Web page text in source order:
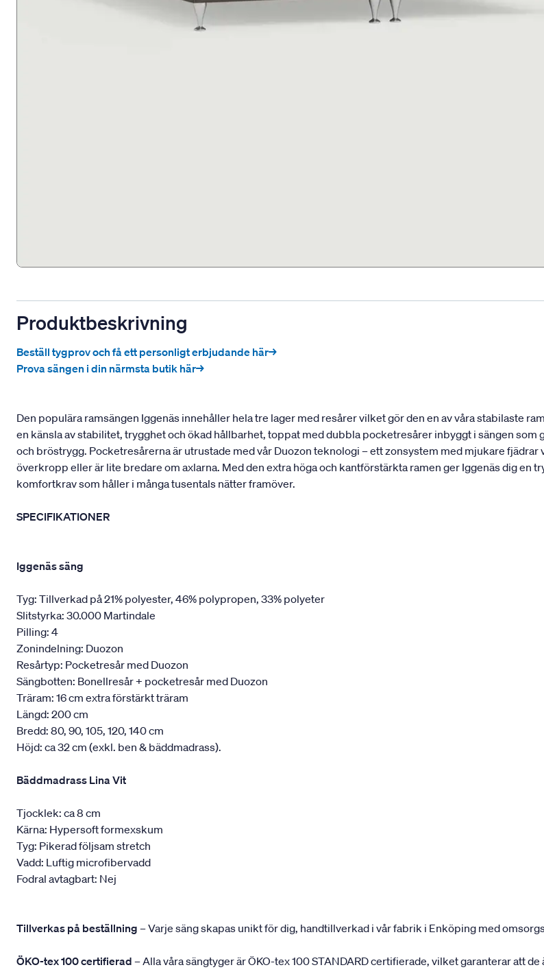
Produktbeskrivning
Beställ tygprov och få ett personligt erbjudande här→
Prova sängen i din närmsta butik här→
Den populära ramsängen Iggenäs innehåller hela tre lager med resårer vilket gör den en av våra stabilaste
en känsla av stabilitet, trygghet och ökad hållbarhet, toppat med dubbla pocketresårer inbyggt i sängen som
och bröstrygg. Pocketresårerna är utrustade med vår Duozon teknologi – ett zonsystem med mjukare
överkropp eller är lite bredare om axlarna. Med den extra höga och kantförstärkta ramen ger Iggenäs dig en
komfortkrav som håller i många tusentals nätter framöver.
SPECIFIKATIONER
Iggenäs säng
Tyg: Tillverkad på 21% polyester, 46% polypropen, 33% polyeter
Slitstyrka: 30.000 Martindale
Pilling: 4
Zonindelning: Duozon
Resårtyp: Pocketresår med Duozon
Sängbotten: Bonellresår + pocketresår med Duozon
Träram: 16 cm extra förstärkt träram
Längd: 200 cm
Bredd: 80, 90, 105, 120, 140 cm
Höjd: ca 32 cm (exkl. ben & bäddmadrass).
Bäddmadrass Lina Vit
Tjocklek: ca 8 cm
Kärna: Hypersoft formexskum
Tyg: Pikerad följsam stretch
Vadd: Luftig microfibervadd
Fodral avtagbart: Nej
Tillverkas på beställning – Varje säng skapas unikt för dig, handtillverkad i vår fabrik i Enköping med
ÖKO-tex 100 certifierad – Alla våra sängtyger är ÖKO-tex 100 STANDARD certifierade, vilket garanterar att